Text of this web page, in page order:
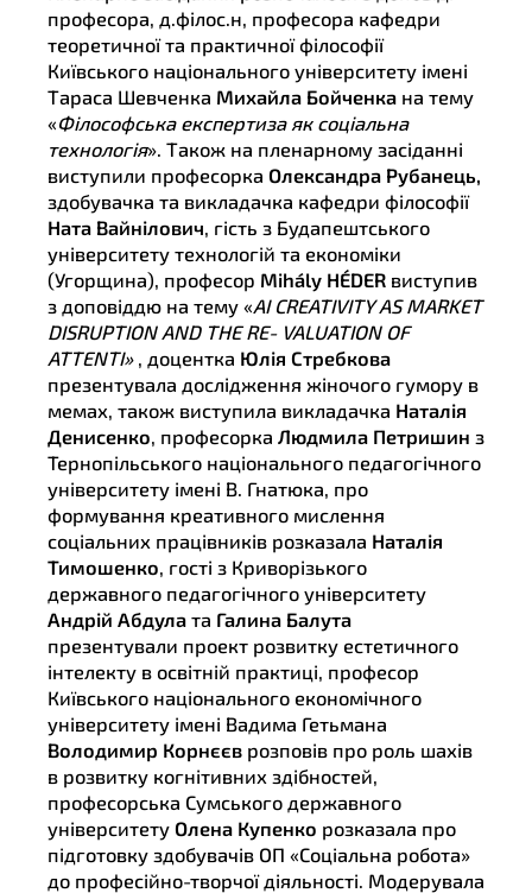
професора, д.філос.н, професора кафедри
теоретичної та практичної філософії
Київського національного університету імені
Тараса Шевченка Михайла Бойченка на тему
«Філософська експертиза як соціальна
технологія». Також на пленарному засіданні
виступили професорка Олександра Рубанець,
здобувачка та викладачка кафедри філософії
Ната Вайнілович, гість з Будапештського
університету технологій та економіки
(Угорщина), професор Mihály HÉDER виступив
з доповіддю на тему «AI CREATIVITY AS MARKET
DISRUPTION AND THE RE- VALUATION OF
ATTENTI» , доцентка Юлія Стребкова
презентувала дослідження жіночого гумору в
мемах, також виступила викладачка Наталія
Денисенко, професорка Людмила Петришин з
Тернопільського національного педагогічного
університету імені В. Гнатюка, про
формування креативного мислення
соціальних працівників розказала Наталія
Тимошенко, гості з Криворізького
державного педагогічного університету
Андрій Абдула та Галина Балута
презентували проект розвитку естетичного
інтелекту в освітній практиці, професор
Київського національного економічного
університету імені Вадима Гетьмана
Володимир Корнєєв розповів про роль шахів
в розвитку когнітивних здібностей,
професорська Сумського державного
університету Олена Купенко розказала про
підготовку здобувачів ОП «Соціальна робота»
до професійно-творчої діяльності. Модерувала